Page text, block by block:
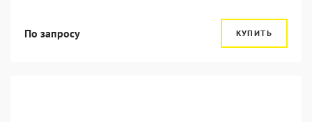
По запросу КУПИТЬ